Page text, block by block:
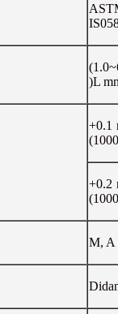
)L
+0.1
+0.2
M, A